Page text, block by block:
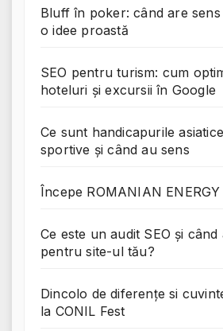
Bluff în poker: când are sens
o idee proastă
SEO pentru turism: cum
hoteluri și excursii în Google
Ce sunt handicapurile
sportive și când au sens
Începe ROMANIAN ENERGY
Ce este un audit SEO și
pentru site-ul tău?
Dincolo de diferențe si
la CONIL Fest